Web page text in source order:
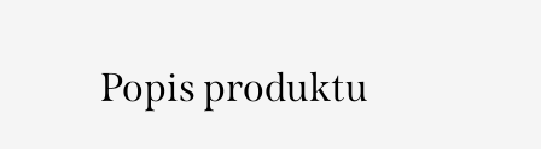
Popis produktu